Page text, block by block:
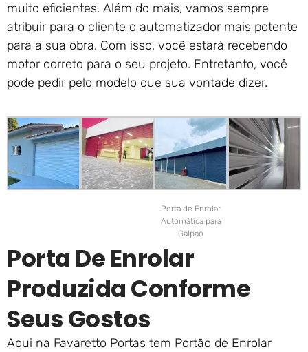
muito eficientes. Além do mais, vamos sempre
atribuir para o cliente o automatizador mais potente
para a sua obra. Com isso, você estará recebendo
motor correto para o seu projeto. Entretanto, você
pode pedir pelo modelo que sua vontade dizer.
Porta de Enrolar
Automática para
Galpão
Porta De Enrolar
Produzida Conforme
Seus Gostos
Aqui na Favaretto Portas tem Portão de Enrolar